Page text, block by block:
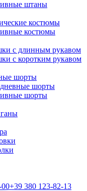
штаны
костюмы
костюмы
с длинным рукавом
с коротким рукавом
шорты
шорты
шорты
00+39 380 123-82-13